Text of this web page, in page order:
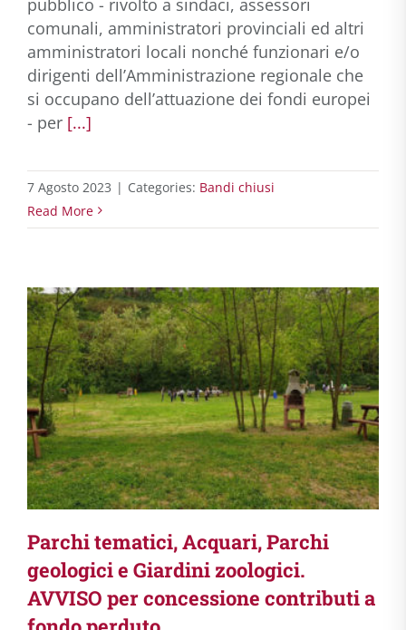
comunali, amministratori provinciali ed altri
amministratori locali nonché funzionari e/o
dirigenti dell’Amministrazione regionale che
si occupano dell’attuazione dei fondi europei
- per [...]
7 Agosto 2023 | Categories: Bandi chiusi
Read More
Parchi tematici, Acquari, Parchi
geologici e Giardini zoologici.
AVVISO per concessione contributi a